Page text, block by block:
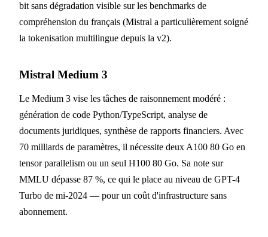
bit sans dégradation visible sur les benchmarks de
compréhension du français (Mistral a particulièrement soigné
la tokenisation multilingue depuis la v2).
Mistral Medium 3
Le Medium 3 vise les tâches de raisonnement modéré :
génération de code Python/TypeScript, analyse de
documents juridiques, synthèse de rapports financiers. Avec
70 milliards de paramètres, il nécessite deux A100 80 Go en
tensor parallelism ou un seul H100 80 Go. Sa note sur
MMLU dépasse 87 %, ce qui le place au niveau de GPT-4
Turbo de mi-2024 — pour un coût d'infrastructure sans
abonnement.